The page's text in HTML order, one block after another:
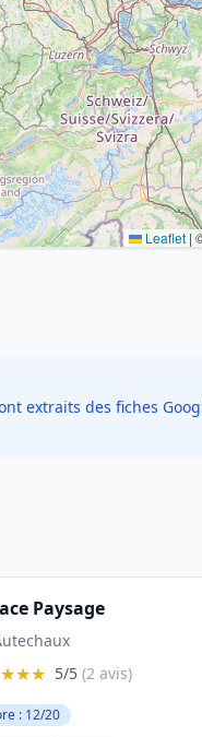
Leaflet |
extraits des fiches
Paysage
5/5(2 avis)
: 12/20